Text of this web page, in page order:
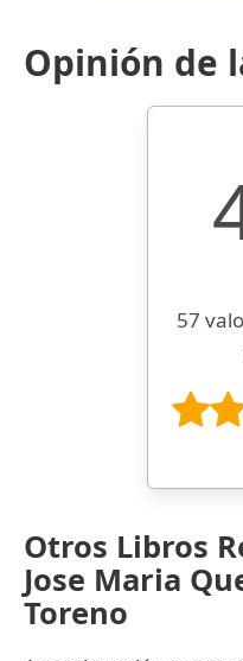
Opinión de
57
Otros Libros
Jose Maria
Toreno